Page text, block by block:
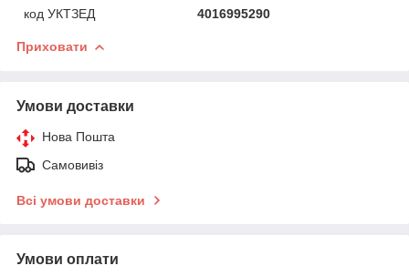
код УКТЗЕД
4016995290
Приховати
Умови доставки
Нова Пошта
Самовивіз
Всі умови доставки
Умови оплати